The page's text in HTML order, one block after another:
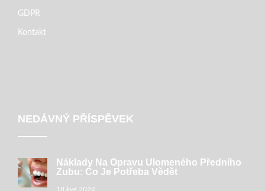
GDPR
Kontakt
NEDÁVNÝ PŘÍSPĚVEK
Náklady Na Opravu Ulomeného Předního
Zubu: Co Je Potřeba Vědět
18 kvě 2024